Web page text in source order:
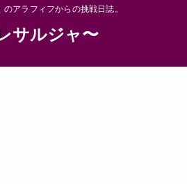
アラフィフからの挑戦日誌。
サルジャ〜